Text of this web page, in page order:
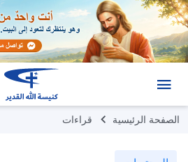
الصفحة الرئيسية قراءات